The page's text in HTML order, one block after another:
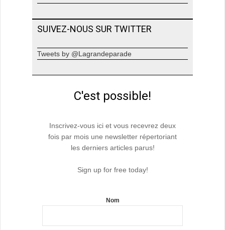
SUIVEZ-NOUS SUR TWITTER
Tweets by @Lagrandeparade
C'est possible!
Inscrivez-vous ici et vous recevrez deux
fois par mois une newsletter répertoriant
les derniers articles parus!
Sign up for free today!
Nom